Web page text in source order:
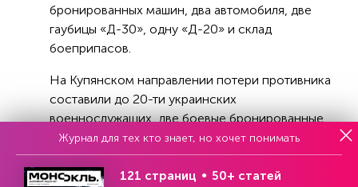
бронированных машин, два автомобиля, две
гаубицы «Д-30», одну «Д-20» и склад
боеприпасов.
На Купянском направлении потери противника
составили до 20-ти украинских
военнослужащих, две боевые бронированные
машины, три автомобиля, гаубица «Д-20» и
самоходная артустановка «Гвоздика». На
Херсонском направлении в течение суток
Журнал для тех кто знает, но хочет понимать
121 страниц 50+ статей